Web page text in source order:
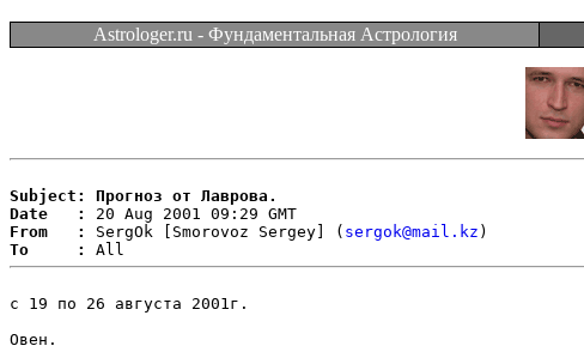
Astrologer.ru - Фундаментальная Астрология
Subject: Прогноз от Лаврова.
Date   :
From   :
SergOk [Smorovoz Sergey] ( sergok@mail.kz
To     :
с 19 по 26 августа 2001г.
Овен.